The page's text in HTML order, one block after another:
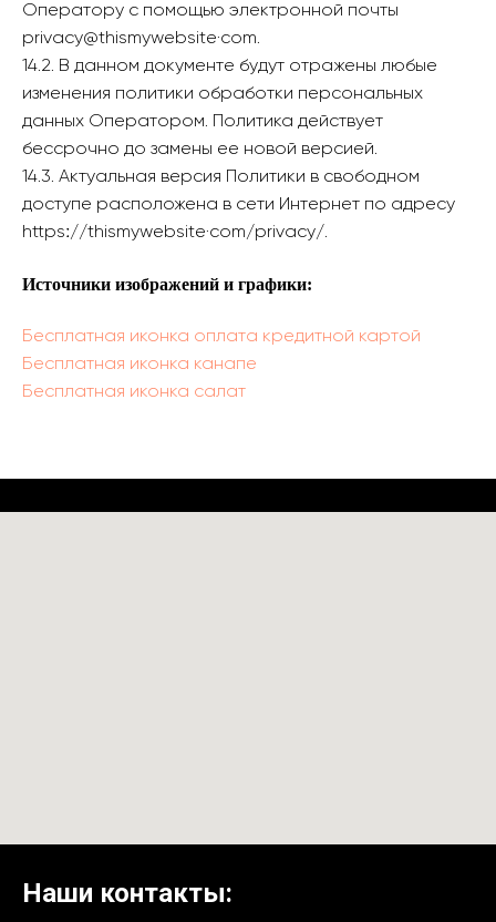
Оператору с помощью электронной почты
privacy@thismywebsite·com.
14.2. В данном документе будут отражены любые
изменения политики обработки персональных
данных Оператором. Политика действует
бессрочно до замены ее новой версией.
14.3. Актуальная версия Политики в свободном
доступе расположена в сети Интернет по адресу
httpsː//thismywebsite·com/privacy/.
Источники изображений и графики:
Бесплатная иконка оплата кредитной картой
Бесплатная иконка канапе
Бесплатная иконка салат
Наши контакты: